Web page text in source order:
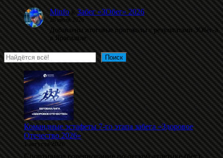
MinfoкЗабег «ЗОбег» 2026
28 июля 2026
Добавлены итоговые протоколы с результатами ЗОбег-а
в Ярославле.
Поиск Поиск
Командные эстафеты 7-го этапа забега «Здоровое
Отечество 2026»
1 августа 2026
Спортивное соревнование по легкой атлетике (бег).